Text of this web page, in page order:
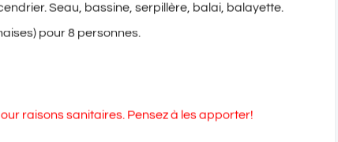
Seau, bassine, serpillère, balai, balayette.
pour 8 personnes.
raisons sanitaires. Pensez à les apporter!